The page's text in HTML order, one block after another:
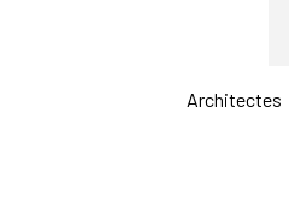
Architectes